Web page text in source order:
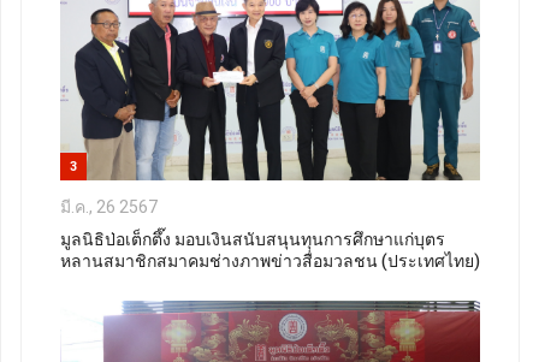
3
มี.ค., 26 2567
มูลนิธิป่อเต็กตึ๊ง มอบเงินสนับสนุนทุนการศึกษาแก่บุตร
หลานสมาชิกสมาคมช่างภาพข่าวสื่อมวลชน (ประเทศไทย)